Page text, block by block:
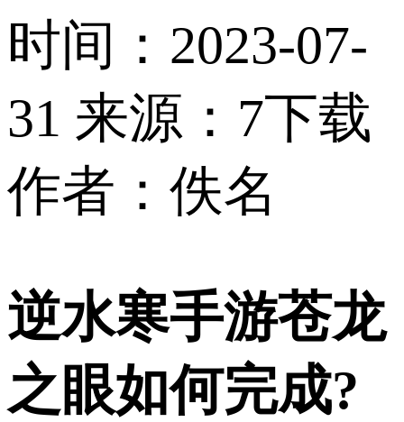
时间：2023-07-
31 来源：7下载
作者：佚名
逆水寒手游苍龙
之眼如何完成?